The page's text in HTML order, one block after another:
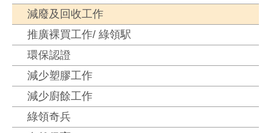
減廢及回收工作
推廣裸買工作/ 綠領駅
環保認證
減少塑膠工作
減少廚餘工作
綠領奇兵